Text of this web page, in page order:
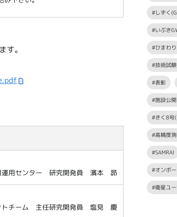
す。
運用センター 研究開発員 濱本 昴
クトチーム 主任研究開発員 塩見 慶
#しずく
#いぶき
#ひまわり
#技術試
#表彰
#施設公
#きく8号
#高精度測
#SAMRAI
#オンボ
#衛星ユ